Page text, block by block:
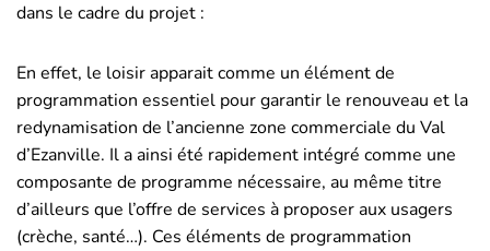
dans le cadre du projet :
En effet, le loisir apparait comme un élément de
programmation essentiel pour garantir le renouveau et la
redynamisation de l’ancienne zone commerciale du Val
d’Ezanville. Il a ainsi été rapidement intégré comme une
composante de programme nécessaire, au même titre
d’ailleurs que l’offre de services à proposer aux usagers
(crèche, santé…). Ces éléments de programmation